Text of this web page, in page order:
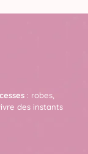
: robes,
des instants